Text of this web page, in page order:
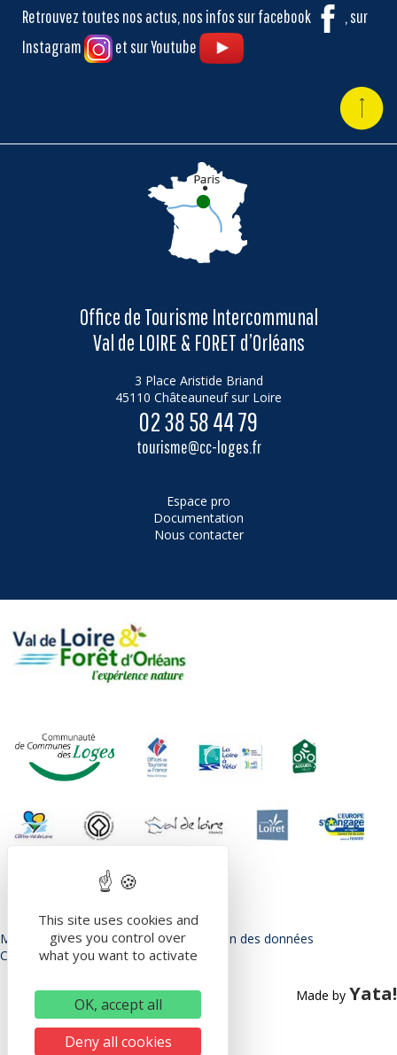
Retrouvez toutes nos actus, nos infos sur facebook
, sur
Instagram
et sur Youtube
Office de Tourisme Intercommunal
Val de LOIRE & FORET d’Orléans
3 Place Aristide Briand
45110 Châteauneuf sur Loire
02 38 58 44 79
tourisme@cc-loges.fr
Espace pro
Documentation
Nous contacter
Mentions légales Politique de protection des données
Conditions Générales d’utilisation
Made by Yata!
This site uses cookies and
gives you control over
what you want to activate
OK, accept all
Deny all cookies